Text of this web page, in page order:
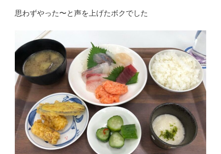
思わずやった〜と声を上げたボクでした